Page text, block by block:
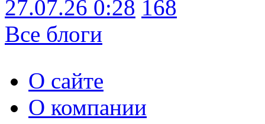
27.07.26 0:28 168
Все блоги
О сайте
О компании